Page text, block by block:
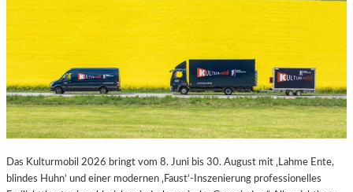
Das Kulturmobil 2026 bringt vom 8. Juni bis 30. August mit ‚Lahme Ente,
blindes Huhn‘ und einer modernen ‚Faust‘-Inszenierung professionelles